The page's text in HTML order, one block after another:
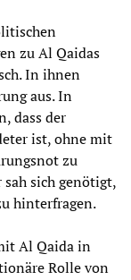
zu Al Qaidas
In ihnen
aus. In
dass der
ist, ohne mit
zu
sich genötigt,
hinterfragen.
Al Qaida in
Rolle von